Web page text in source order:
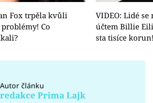
Fox trpěla kvůli
Co
VIDEO: Lidé
účtem Billie
sta tisíce
Autor článku
redakce Prima Lajk